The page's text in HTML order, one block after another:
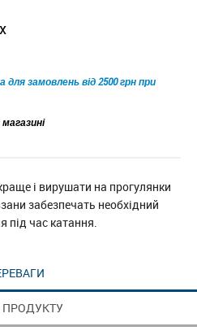
замовлень від 2500 грн при
і вирушати на прогулянки
забезпечать необхідний
під час катання.